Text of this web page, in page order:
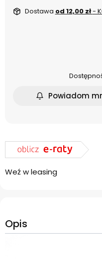
Dostawa od 12,00 zł-
Powiadom
Weź w leasing
Opis